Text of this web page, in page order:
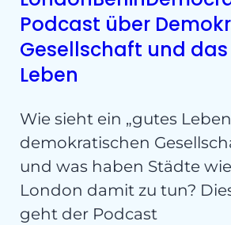
Podcast über
Gesellschaft und
Leben
Wie sieht ein „gutes
demokratischen
und was haben Städte
London damit zu tun?
geht der Podcast